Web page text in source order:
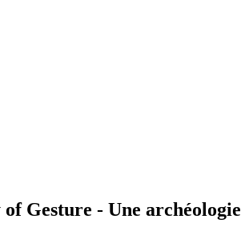
Gesture - Une archéologie